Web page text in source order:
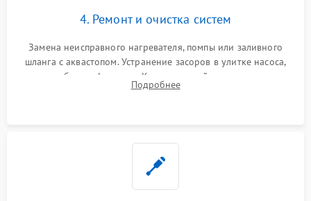
4. Ремонт и очистка систем
Замена неисправного нагревателя, помпы или заливного
шланга с аквастопом. Устранение засоров в улитке насоса,
патрубках и фильтрах. Компонентный ремонт платы
управления, восстановление поврежденной проводки.
Подробнее